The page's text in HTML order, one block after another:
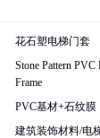
花石塑电梯门套
Stone Pattern PVC
Frame
PVC基材+石纹膜
建筑装饰材料/电